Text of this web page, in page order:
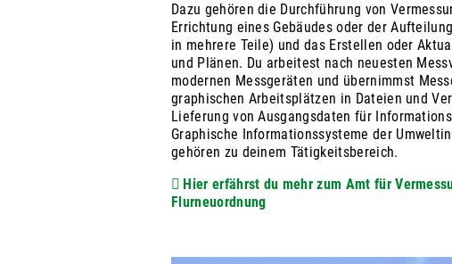
Dazu gehören die Durchführung von
Errichtung eines Gebäudes oder der
in mehrere Teile) und das Erstellen oder
und Plänen. Du arbeitest nach neuesten
modernen Messgeräten und übernimmst
graphischen Arbeitsplätzen in Dateien und
Lieferung von Ausgangsdaten für
Graphische Informationssysteme der
gehören zu deinem Tätigkeitsbereich.
Hier erfährst du mehr zum Amt für
Flurneuordnung